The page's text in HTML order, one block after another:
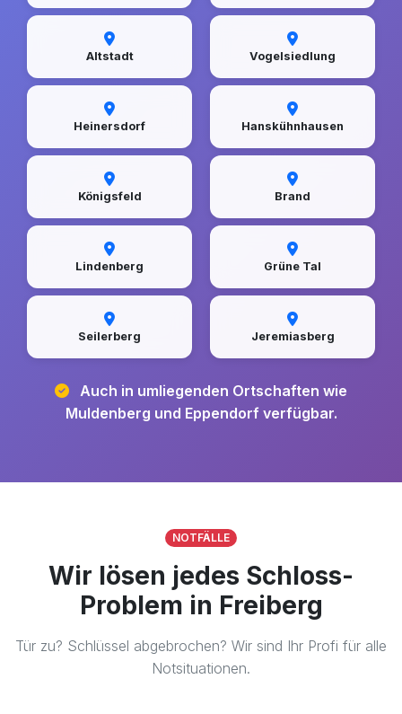
Altstadt Vogelsiedlung
Heinersdorf Hanskühnhausen
Königsfeld Brand
Lindenberg Grüne Tal
Seilerberg Jeremiasberg
Auch in umliegenden Ortschaften wie
Muldenberg und Eppendorf verfügbar.
NOTFÄLLE
Wir lösen jedes Schloss-
Problem in Freiberg
Tür zu? Schlüssel abgebrochen? Wir sind Ihr Profi für alle
Notsituationen.